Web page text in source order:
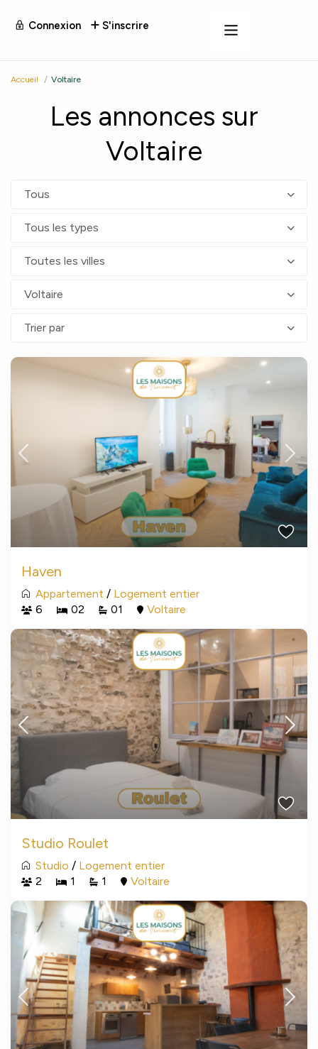
Connexion S'inscrire
Accueil Voltaire
Les annonces sur
Voltaire
Tous
Tous les types
Toutes les villes
Voltaire
Trier par
Haven
Appartement / Logement entier
6
02 01 Voltaire
Studio Roulet
Studio / Logement entier
2
1 1 Voltaire